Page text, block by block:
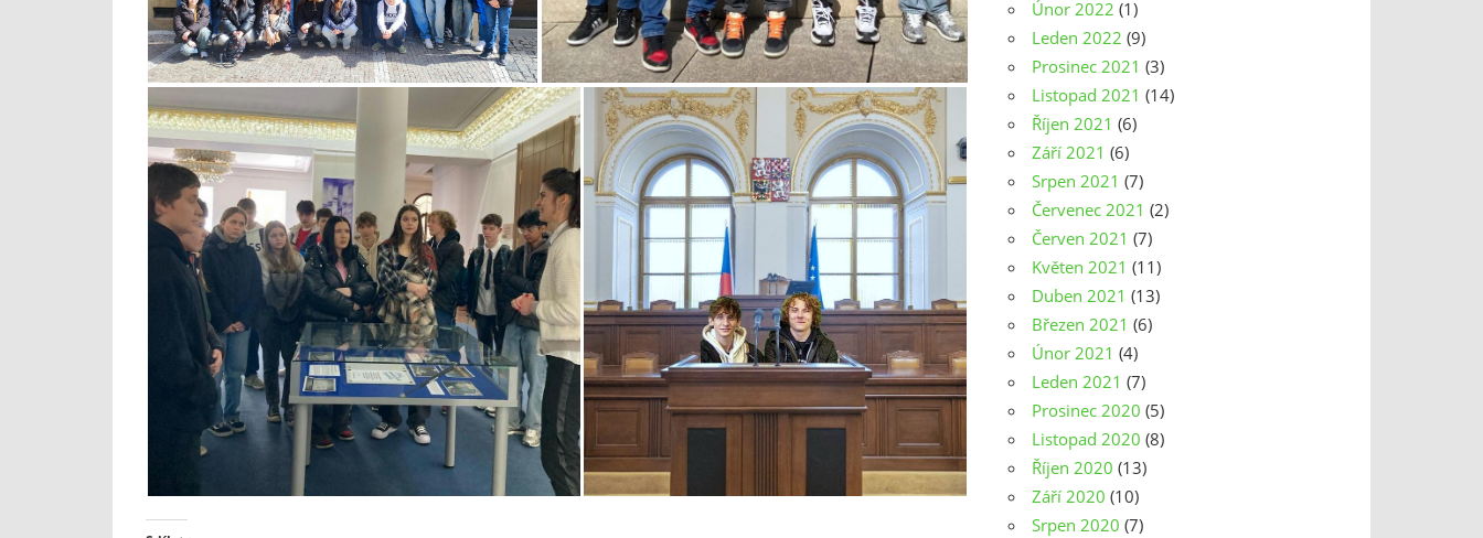
Únor 2022 (1)
Leden 2022 (9)
Prosinec 2021 (3)
Listopad 2021 (14)
Říjen 2021 (6)
Září 2021 (6)
Srpen 2021 (7)
Červenec 2021 (2)
Červen 2021 (7)
Květen 2021 (11)
Duben 2021 (13)
Březen 2021 (6)
Únor 2021 (4)
Leden 2021 (7)
Prosinec 2020 (5)
Listopad 2020 (8)
Říjen 2020 (13)
Září 2020 (10)
Srpen 2020 (7)